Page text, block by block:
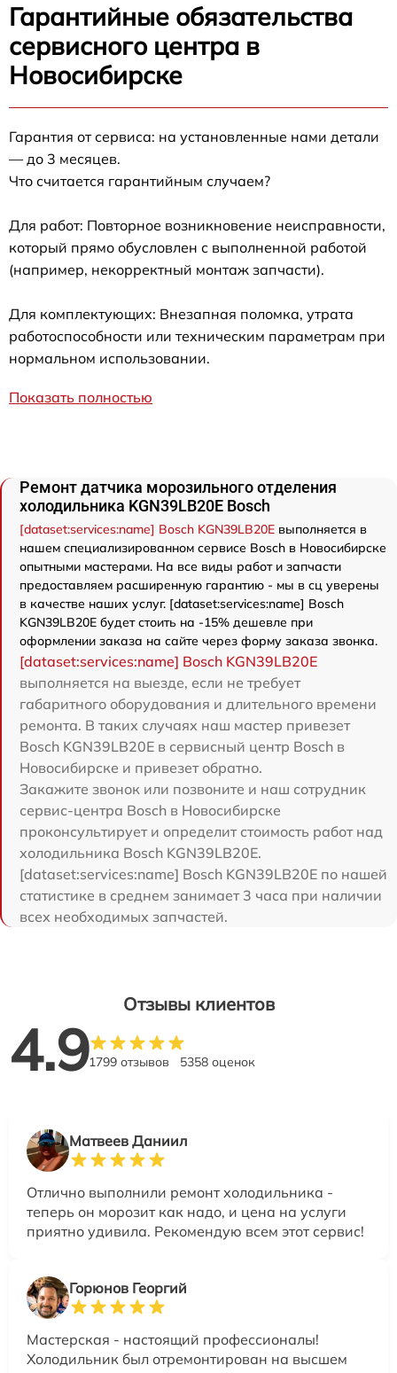
Гарантийные обязательства
сервисного центра в
Новосибирске
Гарантия от сервиса: на установленные нами детали
— до 3 месяцев.
Что считается гарантийным случаем?
Для работ: Повторное возникновение неисправности,
который прямо обусловлен с выполненной работой
(например, некорректный монтаж запчасти).
Для комплектующих: Внезапная поломка, утрата
работоспособности или техническим параметрам при
нормальном использовании.
Показать полностью
Ремонт датчика морозильного отделения
холодильника KGN39LB20E Bosch
[dataset:services:name] Bosch KGN39LB20E выполняется в
нашем специализированном сервисе Bosch в Новосибирске
опытными мастерами. На все виды работ и запчасти
предоставляем расширенную гарантию - мы в сц уверены
в качестве наших услуг. [dataset:services:name] Bosch
KGN39LB20E будет стоить на -15% дешевле при
оформлении заказа на сайте через форму заказа звонка.
[dataset:services:name] Bosch KGN39LB20E
выполняется на выезде, если не требует
габаритного оборудования и длительного времени
ремонта. В таких случаях наш мастер привезет
Bosch KGN39LB20E в сервисный центр Bosch в
Новосибирске и привезет обратно.
Закажите звонок или позвоните и наш сотрудник
сервис-центра Bosch в Новосибирске
проконсультирует и определит стоимость работ над
холодильника Bosch KGN39LB20E.
[dataset:services:name] Bosch KGN39LB20E по нашей
статистике в среднем занимает 3 часа при наличии
всех необходимых запчастей.
Отзывы клиентов
4.91799 отзывов 5358 оценок
Матвеев Даниил
Отлично выполнили ремонт холодильника -
теперь он морозит как надо, и цена на услуги
приятно удивила. Рекомендую всем этот сервис!
Горюнов Георгий
Мастерская - настоящий профессионалы!
Холодильник был отремонтирован на высшем